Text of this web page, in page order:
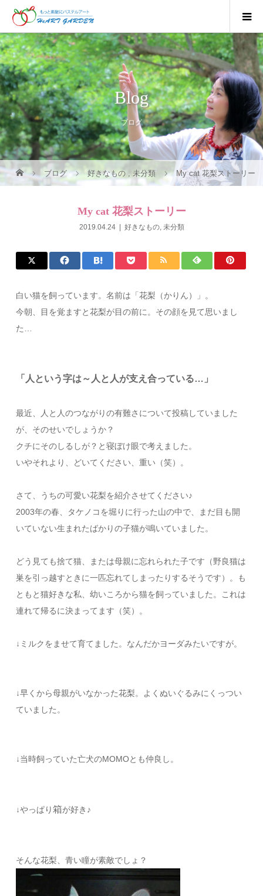
Blog
ブログ
ブログ 好きなもの ,未分類 My cat 花梨ストーリー
My cat 花梨ストーリー
2019.04.24 好きなもの, 未分類
白い猫を飼っています。名前は「花梨（かりん）」。
今朝、目を覚ますと花梨が目の前に。その顔を見て思いまし
た…
「人という字は～人と人が支え合っている…」
最近、人と人のつながりの有難さについて投稿していました
が、そのせいでしょうか？
クチにそのしるしが？と寝ぼけ眼で考えました。
いやそれより、どいてください、重い（笑）。
さて、うちの可愛い花梨を紹介させてください♪
2003年の春、タケノコを堀りに行った山の中で、まだ目も開
いていない生まれたばかりの子猫が鳴いていました。
どう見ても捨て猫、または母親に忘れられた子です（野良猫は
巣を引っ越すときに一匹忘れてしまったりするそうです）。も
ともと猫好きな私、幼いころから猫を飼っていました。これは
連れて帰るに決まってます（笑）。
↓ミルクをませて育てました。なんだかヨーダみたいですが。
↓早くから母親がいなかった花梨。よくぬいぐるみにくっつい
ていました。
↓当時飼っていた亡犬のMOMOとも仲良し。
↓やっぱり箱が好き♪
そんな花梨、青い瞳が素敵でしょ？